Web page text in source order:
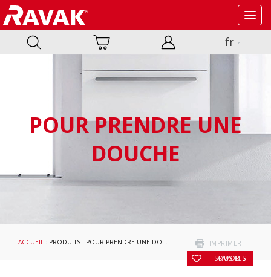
fr
POUR PRENDRE UNE
DOUCHE
IMPRIMER
SOUS LES FAVORIS
ACCUEIL : PRODUITS : POUR PRENDRE UNE DOUCHE CABINES DE DOUCHE ET